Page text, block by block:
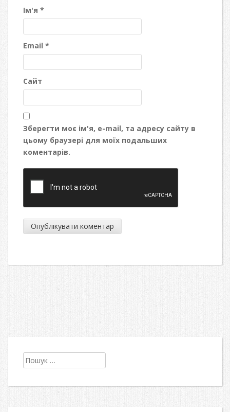
Ім'я *
Email *
Сайт
Зберегти моє ім'я, e-mail, та адресу сайту в
цьому браузері для моїх подальших
коментарів.
Пошук: